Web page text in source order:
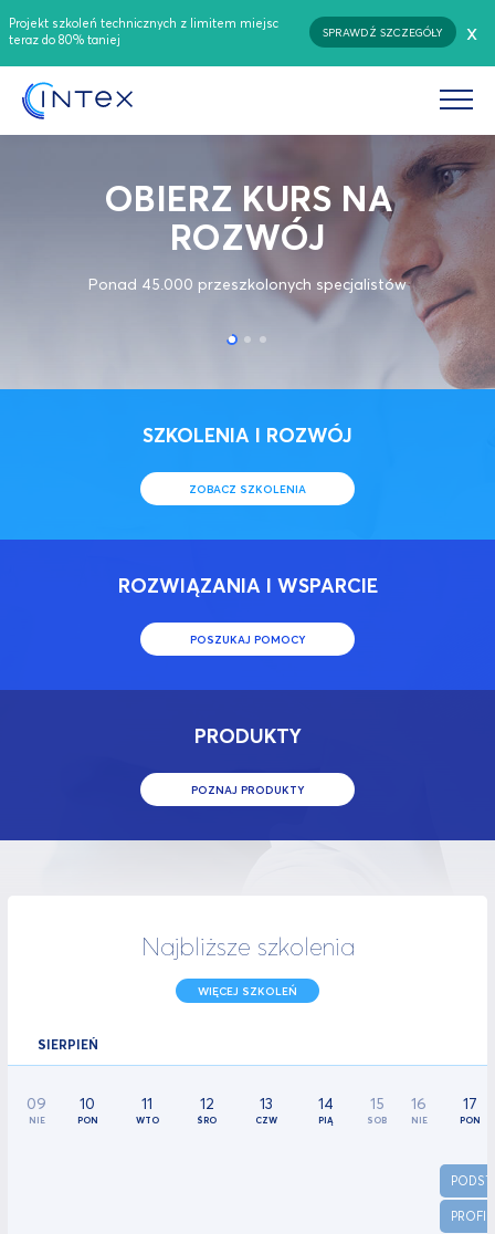
Projekt szkoleń technicznych z limitem miejsc
teraz do 80% taniej
SPRAWDŹ SZCZEGÓŁY x
OBIERZ KURS NA
ROZWÓJ
Ponad 45.000 przeszkolonych specjalistów
SZKOLENIA I ROZWÓJ
ZOBACZ SZKOLENIA
ROZWIĄZANIA I WSPARCIE
POSZUKAJ POMOCY
PRODUKTY
POZNAJ PRODUKTY
Najbliższe szkolenia
WIĘCEJ SZKOLEŃ
SIERPIEŃ
09
NIE
10
PON
11
WTO
12
ŚRO
13
CZW
14
PIĄ
15
SOB
16
NIE
17
PON
Kategoria:
Termin:
ZOBACZ CAŁY OPIS